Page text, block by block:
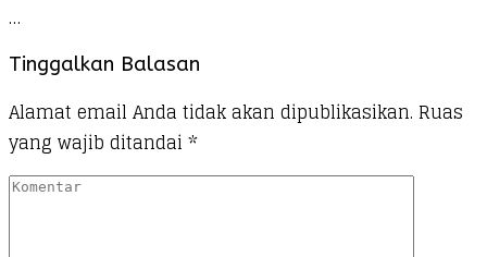
…
Tinggalkan Balasan
Alamat email Anda tidak akan dipublikasikan. Ruas
yang wajib ditandai *